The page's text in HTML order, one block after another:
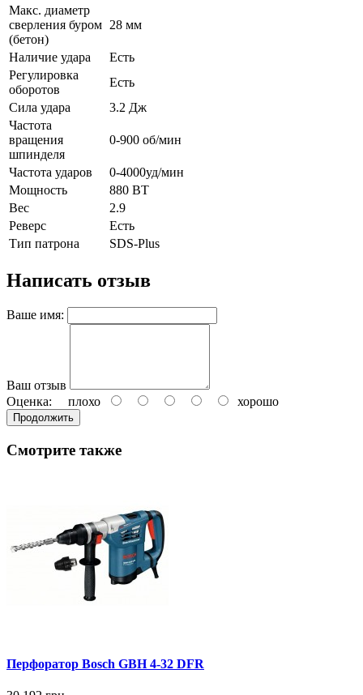
Макс. диаметр
сверления буром
(бетон)
28 мм
Наличие удара
Есть
Регулировка
оборотов
Есть
Сила удара
3.2 Дж
Частота
вращения
шпинделя
0-900 об/мин
Частота ударов
0-4000уд/мин
Мощность
880 ВТ
Вес
2.9
Реверс
Есть
Тип патрона
SDS-Plus
Написать отзыв
Ваше имя:
Ваш отзыв
Оценка: плохо хорошо
Продолжить
Смотрите также
Перфоратор Bosch GBH 4-32 DFR